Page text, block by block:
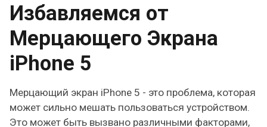
Избавляемся от
Мерцающего Экрана
iPhone 5
Мерцающий экран iPhone 5 - это проблема, которая
может сильно мешать пользоваться устройством.
Это может быть вызвано различными факторами,